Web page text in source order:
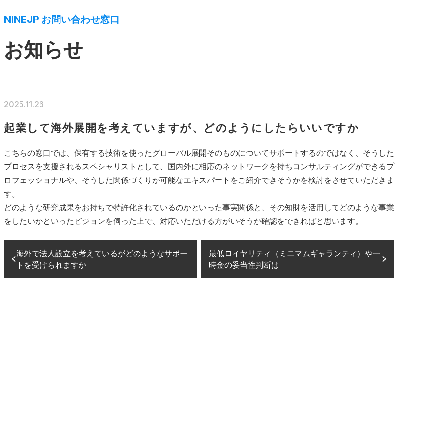
NINEJP お問い合わせ窓口
お知らせ
2025.11.26
起業して海外展開を考えていますが、どのようにしたらいいですか
こちらの窓口では、保有する技術を使ったグローバル展開そのものについてサポートするのではなく、そうした
プロセスを支援されるスペシャリストとして、国内外に相応のネットワークを持ちコンサルティングができるプ
ロフェッショナルや、そうした関係づくりが可能なエキスパートをご紹介できそうかを検討をさせていただきま
す。
どのような研究成果をお持ちで特許化されているのかといった事実関係と、その知財を活用してどのような事業
をしたいかといったビジョンを伺った上で、対応いただける方がいそうか確認をできればと思います。
海外で法人設立を考えているがどのようなサポー
トを受けられますか
最低ロイヤリティ（ミニマムギャランティ）や一
時金の妥当性判断は